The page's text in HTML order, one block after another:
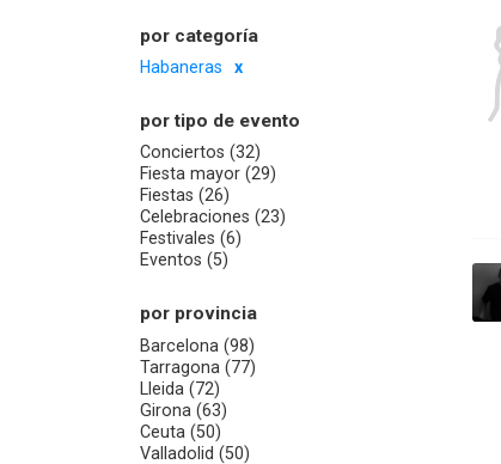
por categoría
Habaneras
por tipo de evento
Conciertos (32)
Fiesta mayor (29)
Fiestas (26)
Celebraciones (23)
Festivales (6)
Eventos (5)
por provincia
Barcelona (98)
Tarragona (77)
Lleida (72)
Girona (63)
Ceuta (50)
Valladolid (50)